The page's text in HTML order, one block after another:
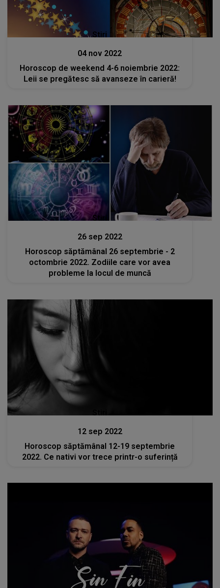
Stiri
04 nov 2022
Horoscop de weekend 4-6 noiembrie 2022:
Leii se pregătesc să avanseze în carieră!
Stiri
26 sep 2022
Horoscop săptămânal 26 septembrie - 2
octombrie 2022. Zodiile care vor avea
probleme la locul de muncă
12 sep 2022
Horoscop săptămânal 12-19 septembrie
2022. Ce nativi vor trece printr-o suferință